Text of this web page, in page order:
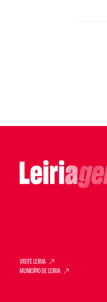
VISITE LEIRIA
MUNICÍPIO DE LEIRIA